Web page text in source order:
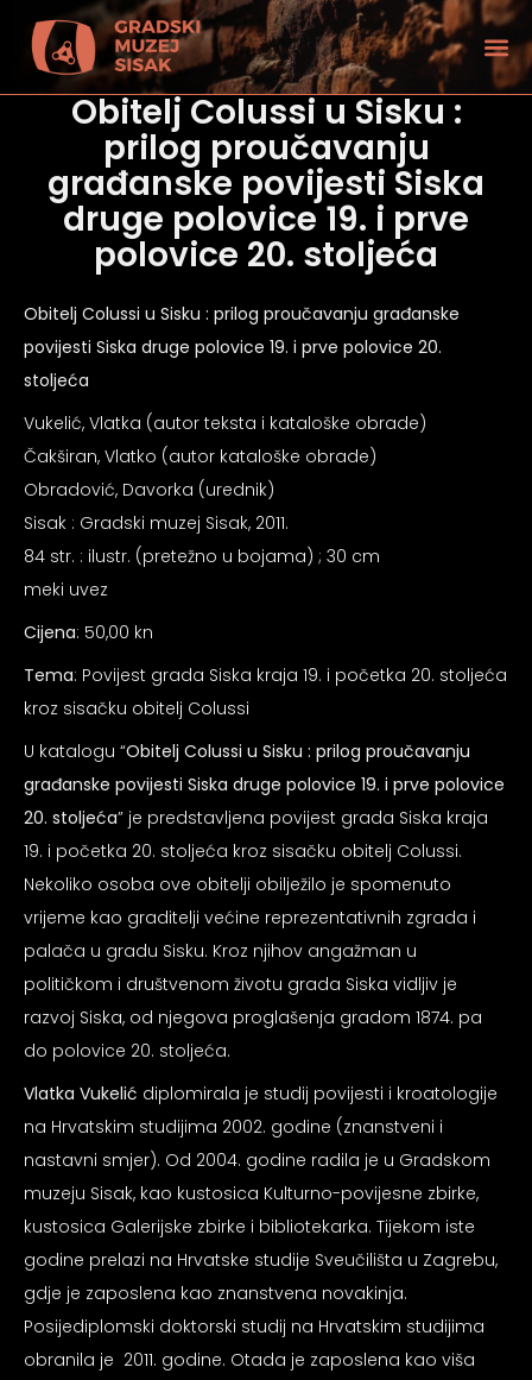
Obitelj Colussi u Sisku :
prilog proučavanju
građanske povijesti Siska
druge polovice 19. i prve
polovice 20. stoljeća
Obitelj Colussi u Sisku : prilog proučavanju građanske
povijesti Siska druge polovice 19. i prve polovice 20.
stoljeća
Vukelić, Vlatka (autor teksta i kataloške obrade)
Čakširan, Vlatko (autor kataloške obrade)
Obradović, Davorka (urednik)
Sisak : Gradski muzej Sisak, 2011.
84 str. : ilustr. (pretežno u bojama) ; 30 cm
meki uvez
Cijena: 50,00 kn
Tema: Povijest grada Siska kraja 19. i početka 20. stoljeća
kroz sisačku obitelj Colussi
U katalogu “Obitelj Colussi u Sisku : prilog proučavanju
građanske povijesti Siska druge polovice 19. i prve polovice
20. stoljeća” je predstavljena povijest grada Siska kraja
19. i početka 20. stoljeća kroz sisačku obitelj Colussi.
Nekoliko osoba ove obitelji obilježilo je spomenuto
vrijeme kao graditelji većine reprezentativnih zgrada i
palača u gradu Sisku. Kroz njihov angažman u
političkom i društvenom životu grada Siska vidljiv je
razvoj Siska, od njegova proglašenja gradom 1874. pa
do polovice 20. stoljeća.
Vlatka Vukelić diplomirala je studij povijesti i kroatologije
na Hrvatskim studijima 2002. godine (znanstveni i
nastavni smjer). Od 2004. godine radila je u Gradskom
muzeju Sisak, kao kustosica Kulturno-povijesne zbirke,
kustosica Galerijske zbirke i bibliotekarka. Tijekom iste
godine prelazi na Hrvatske studije Sveučilišta u Zagrebu,
gdje je zaposlena kao znanstvena novakinja.
Posijediplomski doktorski studij na Hrvatskim studijima
obranila je 2011. godine. Otada je zaposlena kao viša
vida